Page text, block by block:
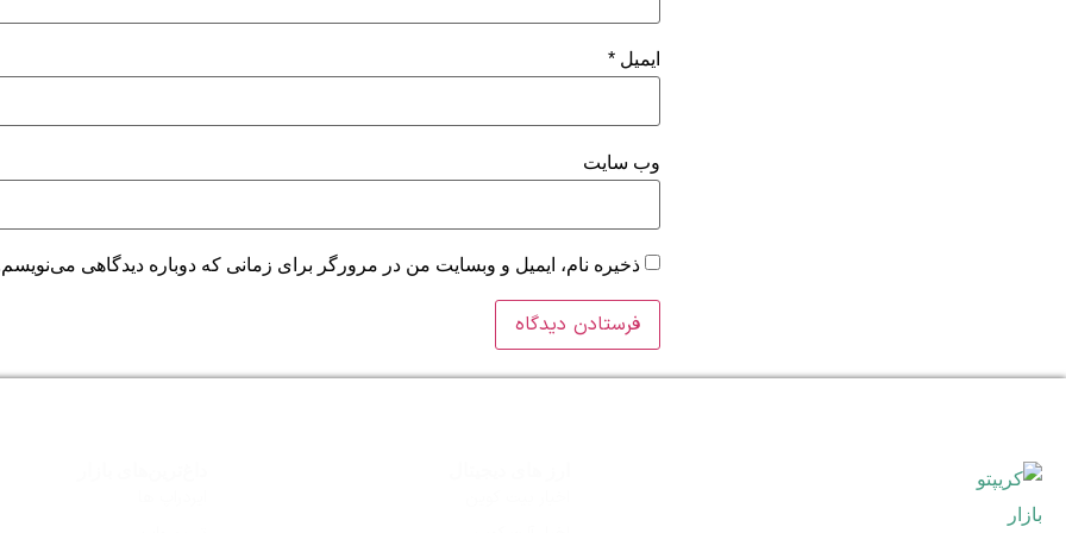
ایمیل *
وب‌ سایت
ذخیره نام، ایمیل و وبسایت من در مرورگر برای زمانی که دوباره دیدگاهی